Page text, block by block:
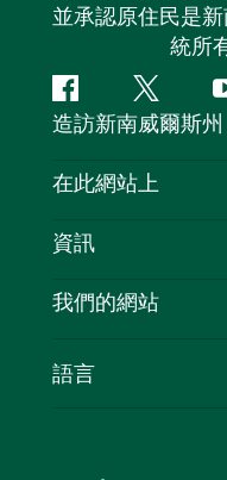
並承認原住民是
統所
Facebook嘰
嘰
喳
造訪新南威爾斯州
聯絡我們
隱私
Cookie 通知
在此網站上
目的地
新南威爾斯州公路旅
活動
資訊
旅行資訊
新南威爾斯的商業
我們的網站
語言